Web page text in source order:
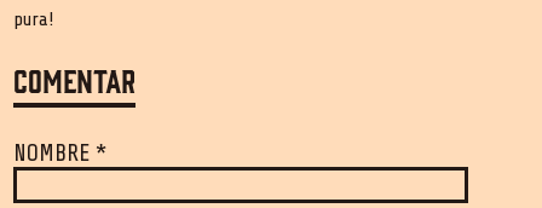
pura!
Comentar
NOMBRE *